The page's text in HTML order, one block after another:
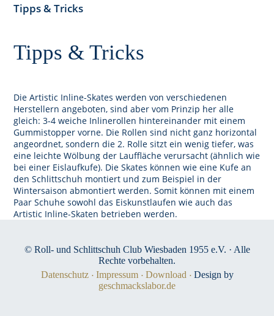
Tipps & Tricks
Tipps & Tricks
Die Artistic Inline-Skates werden von verschiedenen
Herstellern angeboten, sind aber vom Prinzip her alle
gleich: 3-4 weiche Inlinerollen hintereinander mit einem
Gummistopper vorne. Die Rollen sind nicht ganz horizontal
angeordnet, sondern die 2. Rolle sitzt ein wenig tiefer, was
eine leichte Wölbung der Lauffläche verursacht (ähnlich wie
bei einer Eislaufkufe). Die Skates können wie eine Kufe an
den Schlittschuh montiert und zum Beispiel in der
Wintersaison abmontiert werden. Somit können mit einem
Paar Schuhe sowohl das Eiskunstlaufen wie auch das
Artistic Inline-Skaten betrieben werden.
© Roll- und Schlittschuh Club Wiesbaden 1955 e.V. · Alle
Rechte vorbehalten.
Datenschutz
Impressum Download
Design by
geschmackslabor.de